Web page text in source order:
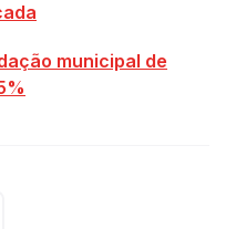
municipal de